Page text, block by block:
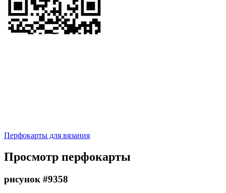
Перфокарты для вязания
Просмотр перфокарты
рисунок #9358